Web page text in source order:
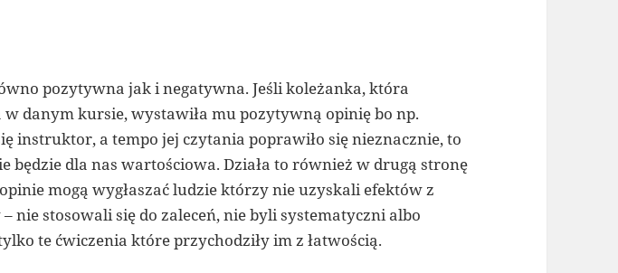
pozytywna jak i negatywna. Jeśli koleżanka, która
w danym kursie, wystawiła mu pozytywną opinię bo np.
instruktor, a tempo jej czytania poprawiło się nieznacznie, to
będzie dla nas wartościowa. Działa to również w drugą stronę
mogą wygłaszać ludzie którzy nie uzyskali efektów z
nie stosowali się do zaleceń, nie byli systematyczni albo
te ćwiczenia które przychodziły im z łatwością.